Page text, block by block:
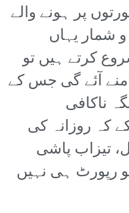
پر ہونے والے
شمار یہاں
کرتے ہیں تو
آئے گی جس کے
ناکافی
کہ روزانہ کی
تیزاب پاشی
رپورٹ ہی نہیں